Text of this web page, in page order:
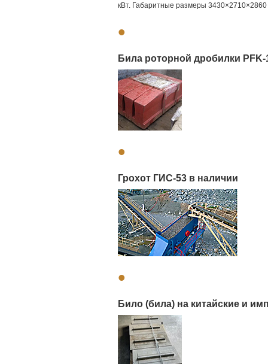
кВт. Габаритные размеры
•
Била роторной дробилки PFK-
•
Грохот ГИС-53 в наличии
•
Било (била) на китайские и